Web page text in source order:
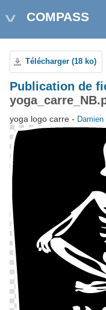
COMPASS
Télécharger (18 ko)
Publication de
yoga logo carre - Damien